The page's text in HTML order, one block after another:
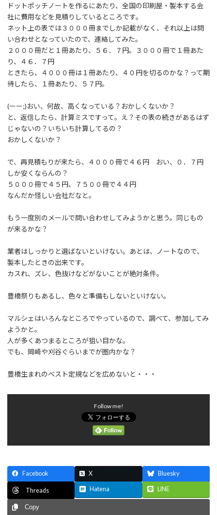
ドットポッチノートを作るにあたり、全国の印刷屋・製本する会
社に費用などを見積りしているところです。
ネット上の表では３０００冊までしか記載がなく、それ以上は問
い合わせとなっていたので、連絡してみた。
２０００冊だと１冊あたり、５６．７円。３０００冊で１冊あた
り、４６．７円
ときたら、４０００冊は１冊あたり、４０円を切るのかな？って期
待したら、１冊あたり、５７円。
(ーー;)おい、何故、高くなっている？おかしくないか？
と、返信したら、計算ミスですって。え？その表の続きがあるはず
じゃないの？いちいち計算してるの？
おかしくないか？
で、再見積もりが来たら、４０００冊で４６円 おい、０．７円
しか安くならんの？
５０００冊で４５円、７５００冊で４４円
なんだか怪しい会社だなと。
もう一度別のメールで問い合わせしてみようかと思う。同じもの
が来るかな？
業者はしっかりと選ばないといけない。あとは、ノートなので、
製本したときの出来です。
カスれ、ズレ、色抜けなどがないことが絶対条件。
豊橋祭りもあるし、色々と準備もしないといけない。
マルシェはいろんなところでやっているので、調べて、参加してみ
ようかと。
人が多くあつまるところが狙い目かな。
でも、岡崎や刈谷ぐらいまでが圏内かな？
豊橋生まれのベスト定規などを広めないと・・・
Follow me!
Facebook X Bluesky
Threads Hatena LINE
Copy